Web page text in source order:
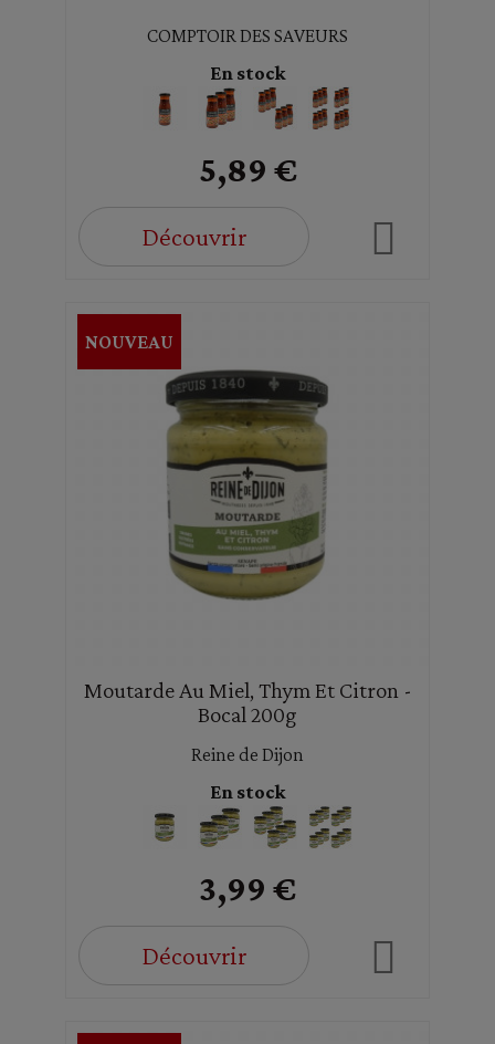
COMPTOIR DES SAVEURS
En stock
5,89 €
Découvrir
Moutarde Au Miel, Thym Et Citron -
Bocal 200g
Reine de Dijon
En stock
3,99 €
Découvrir
NOUVEAU